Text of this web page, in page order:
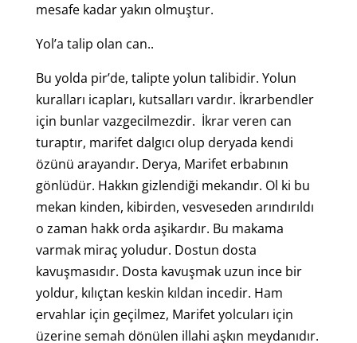
mesafe kadar yakın olmuştur.
Yol’a talip olan can..
Bu yolda pir’de, talipte yolun talibidir. Yolun
kuralları icapları, kutsalları vardır. İkrarbendler
için bunlar vazgecilmezdir. İkrar veren can
turaptır, marifet dalgıcı olup deryada kendi
özünü arayandır. Derya, Marifet erbabının
gönlüdür. Hakkın gizlendiği mekandır. Ol ki bu
mekan kinden, kibirden, vesveseden arındırıldı
o zaman hakk orda aşikardır. Bu makama
varmak miraç yoludur. Dostun dosta
kavuşmasıdır. Dosta kavuşmak uzun ince bir
yoldur, kılıçtan keskin kıldan incedir. Ham
ervahlar için geçilmez, Marifet yolcuları için
üzerine semah dönülen illahi aşkın meydanıdır.